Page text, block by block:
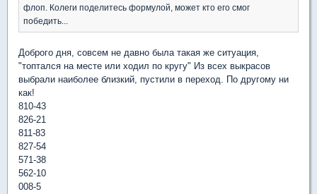
флоп. Колеги поделитесь формулой, может кто его смог
победить...
Доброго дня, совсем не давно была такая же ситуация,
"топтался на месте или ходил по кругу" Из всех выкрасов
выбрали наиболее близкий, пустили в переход. По другому ни
как!
810-43
826-21
811-83
827-54
571-38
562-10
008-5